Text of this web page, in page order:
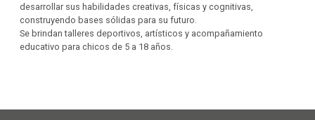
desarrollar sus habilidades creativas, físicas y cognitivas,
construyendo bases sólidas para su futuro.
Se brindan talleres deportivos, artísticos y acompañamiento
educativo para chicos de 5 a 18 años.